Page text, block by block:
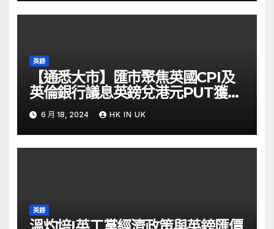
英鎊
【通悉大市】匯市聚焦英國CPI及
英倫銀行議息英鎊兌港元PUT獲資
金留意 – Now 財經
6 月 18, 2024 HK IN UK
英鎊